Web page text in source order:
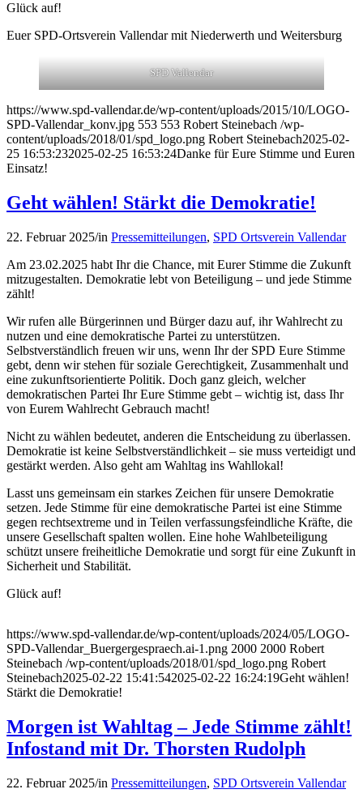
Glück auf!
Euer SPD-Ortsverein Vallendar mit Niederwerth und Weitersburg
SPD Vallendar
https://www.spd-vallendar.de/wp-content/uploads/2015/10/LOGO-
SPD-Vallendar_konv.jpg 553 553 Robert Steinebach /wp-
content/uploads/2018/01/spd_logo.png Robert Steinebach2025-02-
25 16:53:232025-02-25 16:53:24Danke für Eure Stimme und Euren
Einsatz!
Geht wählen! Stärkt die Demokratie!
22. Februar 2025/in Pressemitteilungen, SPD Ortsverein Vallendar
Am 23.02.2025 habt Ihr die Chance, mit Eurer Stimme die Zukunft
mitzugestalten. Demokratie lebt von Beteiligung – und jede Stimme
zählt!
Wir rufen alle Bürgerinnen und Bürger dazu auf, ihr Wahlrecht zu
nutzen und eine demokratische Partei zu unterstützen.
Selbstverständlich freuen wir uns, wenn Ihr der SPD Eure Stimme
gebt, denn wir stehen für soziale Gerechtigkeit, Zusammenhalt und
eine zukunftsorientierte Politik. Doch ganz gleich, welcher
demokratischen Partei Ihr Eure Stimme gebt – wichtig ist, dass Ihr
von Eurem Wahlrecht Gebrauch macht!
Nicht zu wählen bedeutet, anderen die Entscheidung zu überlassen.
Demokratie ist keine Selbstverständlichkeit – sie muss verteidigt und
gestärkt werden. Also geht am Wahltag ins Wahllokal!
Lasst uns gemeinsam ein starkes Zeichen für unsere Demokratie
setzen. Jede Stimme für eine demokratische Partei ist eine Stimme
gegen rechtsextreme und in Teilen verfassungsfeindliche Kräfte, die
unsere Gesellschaft spalten wollen. Eine hohe Wahlbeteiligung
schützt unsere freiheitliche Demokratie und sorgt für eine Zukunft in
Sicherheit und Stabilität.
Glück auf!
https://www.spd-vallendar.de/wp-content/uploads/2024/05/LOGO-
SPD-Vallendar_Buergergespraech.ai-1.png 2000 2000 Robert
Steinebach /wp-content/uploads/2018/01/spd_logo.png Robert
Steinebach2025-02-22 15:41:542025-02-22 16:24:19Geht wählen!
Stärkt die Demokratie!
Morgen ist Wahltag – Jede Stimme zählt!
Infostand mit Dr. Thorsten Rudolph
22. Februar 2025/in Pressemitteilungen, SPD Ortsverein Vallendar